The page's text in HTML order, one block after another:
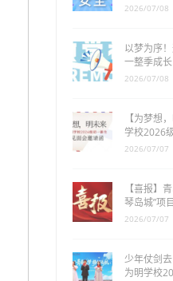
2026/07/08
以梦为序
一整季成长
2026/07/08
【为梦想
学校2026
2026/07/07
【喜报】
琴岛城”项
2026/07/07
少年仗剑
为明学校